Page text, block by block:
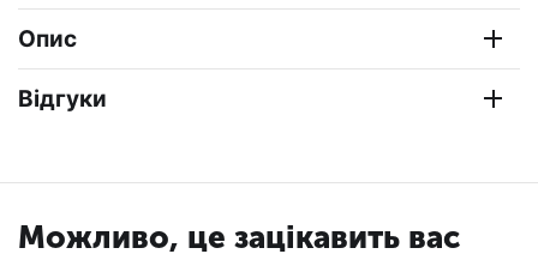
Опис
Відгуки
Можливо, це зацікавить вас